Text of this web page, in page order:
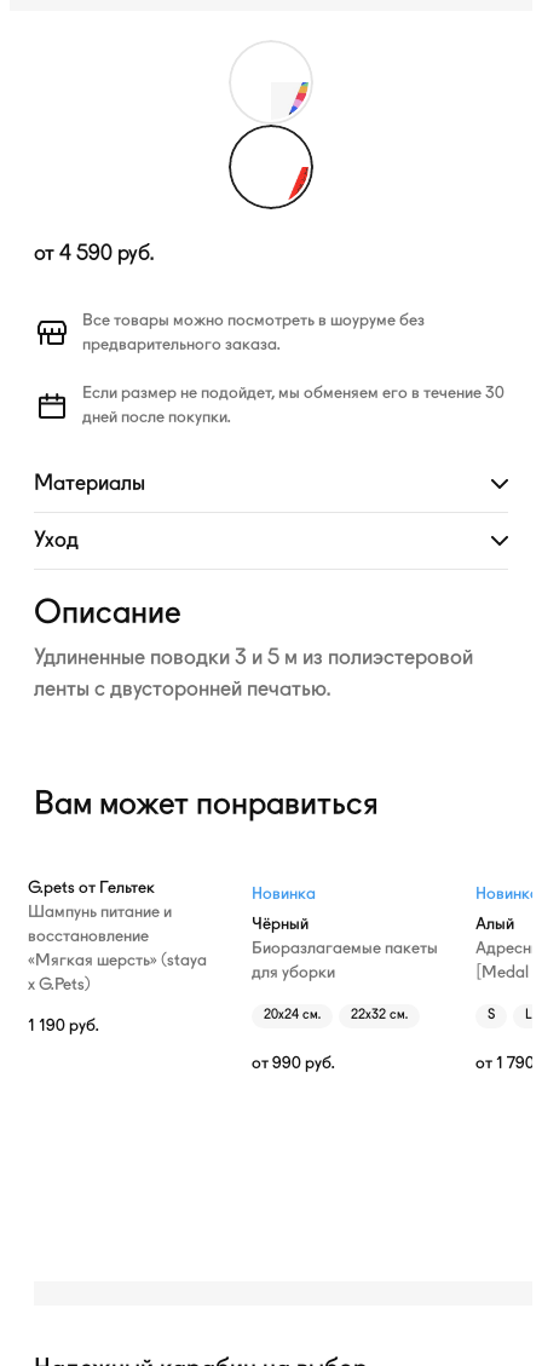
от 4 590 руб.
Все товары можно посмотреть в шоуруме без
предварительного заказа.
Если размер не подойдет, мы обменяем его в течение 30
дней после покупки.
Материалы
Развернуть
Уход
Развернуть
Описание
Удлиненные поводки 3 и 5 м из полиэстеровой
ленты с двусторонней печатью.
Вам может понравиться
G.pets от Гельтек
Шампунь питание и
восстановление
«Мягкая шерсть» (staya
х G.Pets)
1 190 руб.
Новинка
Чёрный
Биоразлагаемые пакеты
для уборки
20х24 см. 22х32 см.
от 990 руб.
Новинка
Алый
[Medal
S L
от 1 790